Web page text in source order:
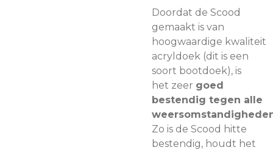
Doordat de Scood
gemaakt is van
hoogwaardige kwaliteit
acryldoek (dit is een
soort bootdoek), is
het zeer goed
bestendig tegen alle
Zo is de Scood hitte
bestendig, houdt het